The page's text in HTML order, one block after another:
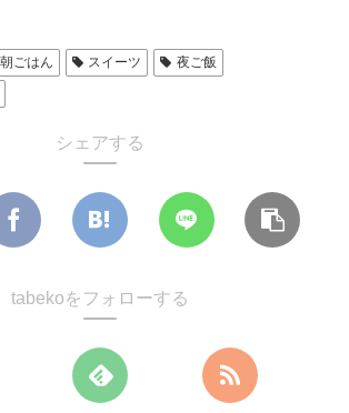
朝ごはん スイーツ
夜ご飯
シェアする
tabekoをフォローする